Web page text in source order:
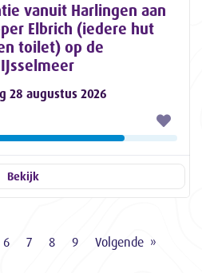
vanuit Harlingen aan
Elbrich (iedere hut
toilet) op de
28 augustus 2026
Bekijk
6 7 8 9 Volgende